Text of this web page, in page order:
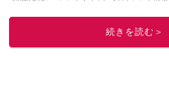
このイチオ
続きを読む＞